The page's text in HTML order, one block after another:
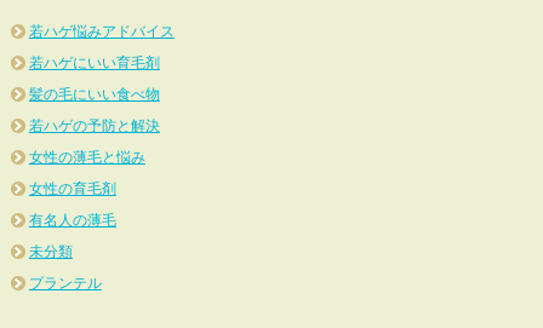
若ハゲ悩みアドバイス
若ハゲにいい育毛剤
髪の毛にいい食べ物
若ハゲの予防と解決
女性の薄毛と悩み
女性の育毛剤
有名人の薄毛
未分類
プランテル